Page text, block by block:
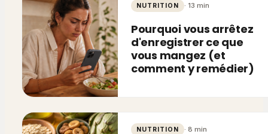
NUTRITION ·13 min
Pourquoi vous arrêtez
d'enregistrer ce que
vous mangez (et
comment y remédier)
NUTRITION ·8 min